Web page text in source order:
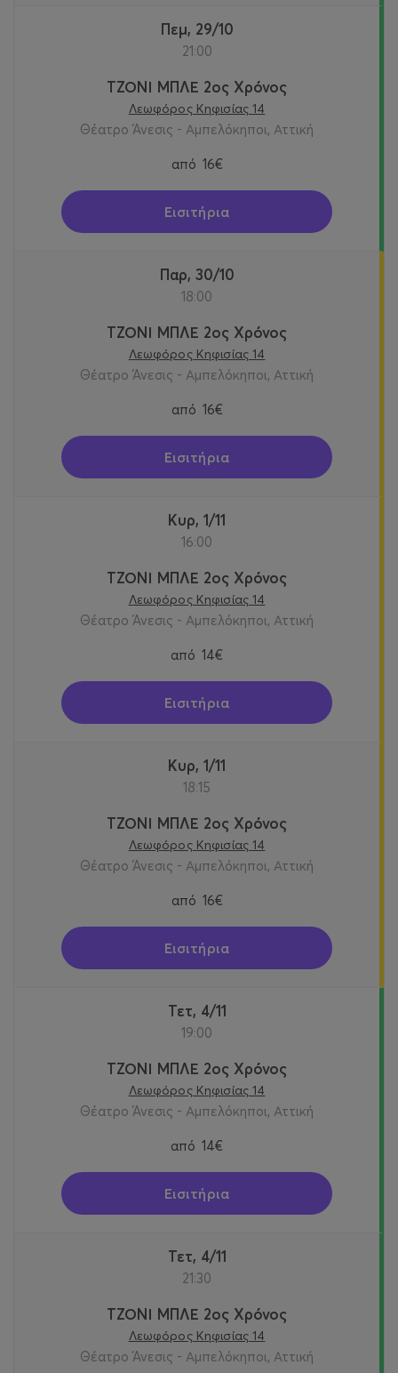
Πεμ, 29/10
21:00
ΤΖΟΝΙ ΜΠΛΕ 2ος Χρόνος
Λεωφόρος Κηφισίας 14
Θέατρο Άνεσις - Αμπελόκηποι, Αττική
από 16€
Εισιτήρια
Παρ, 30/10
18:00
ΤΖΟΝΙ ΜΠΛΕ 2ος Χρόνος
Λεωφόρος Κηφισίας 14
Θέατρο Άνεσις - Αμπελόκηποι, Αττική
από 16€
Εισιτήρια
Κυρ, 1/11
16:00
ΤΖΟΝΙ ΜΠΛΕ 2ος Χρόνος
Λεωφόρος Κηφισίας 14
Θέατρο Άνεσις - Αμπελόκηποι, Αττική
από 14€
Εισιτήρια
Κυρ, 1/11
18:15
ΤΖΟΝΙ ΜΠΛΕ 2ος Χρόνος
Λεωφόρος Κηφισίας 14
Θέατρο Άνεσις - Αμπελόκηποι, Αττική
από 16€
Εισιτήρια
Τετ, 4/11
19:00
ΤΖΟΝΙ ΜΠΛΕ 2ος Χρόνος
Λεωφόρος Κηφισίας 14
Θέατρο Άνεσις - Αμπελόκηποι, Αττική
από 14€
Εισιτήρια
Τετ, 4/11
21:30
ΤΖΟΝΙ ΜΠΛΕ 2ος Χρόνος
Λεωφόρος Κηφισίας 14
Θέατρο Άνεσις - Αμπελόκηποι, Αττική